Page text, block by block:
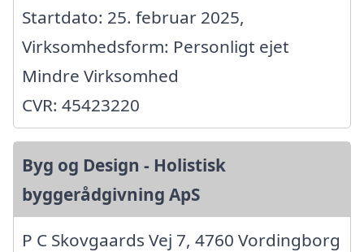
Startdato: 25. februar 2025,
Virksomhedsform: Personligt ejet
Mindre Virksomhed
CVR: 45423220
Byg og Design - Holistisk
byggerådgivning ApS
P C Skovgaards Vej 7, 4760 Vordingborg